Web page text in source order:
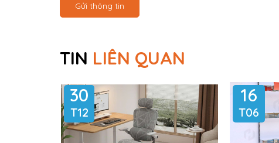
Gửi thông tin
TIN LIÊN QUAN
30
T12
16
T06